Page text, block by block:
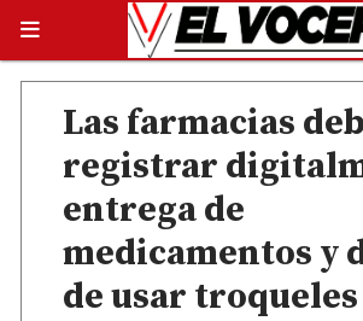
Las farmacias
registrar
entrega de
medicamentos y
de usar